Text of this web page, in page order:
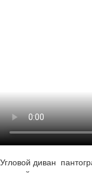
Угловой диван